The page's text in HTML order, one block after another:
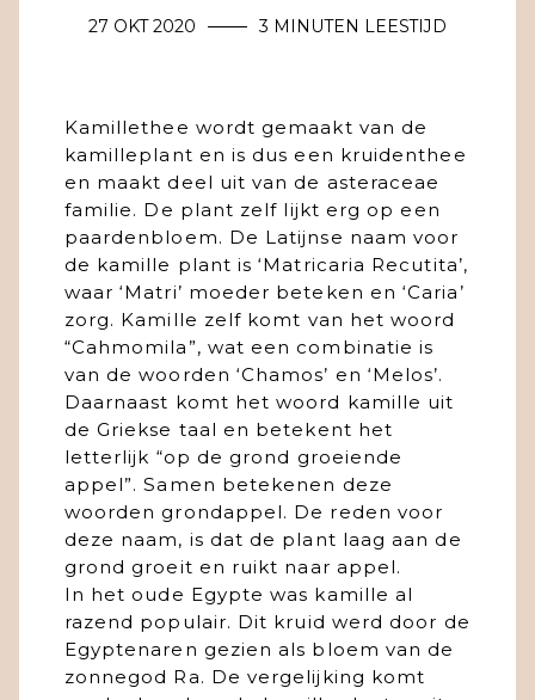
27 OKT 2020 3 MINUTEN LEESTIJD
Kamillethee wordt gemaakt van de
kamilleplant en is dus een kruidenthee
en maakt deel uit van de asteraceae
familie. De plant zelf lijkt erg op een
paardenbloem. De Latijnse naam voor
de kamille plant is ‘Matricaria Recutita’,
waar ‘Matri’ moeder beteken en ‘Caria’
zorg. Kamille zelf komt van het woord
“Cahmomila”, wat een combinatie is
van de woorden ‘Chamos’ en ‘Melos’.
Daarnaast komt het woord kamille uit
de Griekse taal en betekent het
letterlijk “op de grond groeiende
appel”. Samen betekenen deze
woorden grondappel. De reden voor
deze naam, is dat de plant laag aan de
grond groeit en ruikt naar appel.
In het oude Egypte was kamille al
razend populair. Dit kruid werd door de
Egyptenaren gezien als bloem van de
zonnegod Ra. De vergelijking komt